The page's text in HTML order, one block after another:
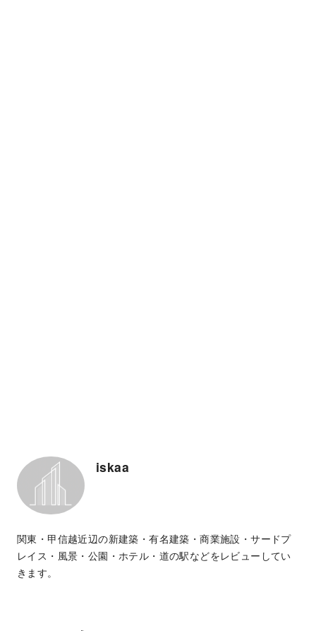
iskaa
関東・甲信越近辺の新建築・有名建築・商業施設・サードプ
レイス・風景・公園・ホテル・道の駅などをレビューしてい
きます。